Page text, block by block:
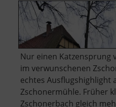
Nur einen Katzensprung
im verwunschenen
echtes Ausflugshighlight
Zschonermühle. Früher
Zschonerbach gleich